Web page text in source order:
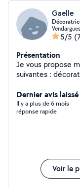
Gaelle
5/5
Présentation
Je vous propose
suivantes :
sitting. Grâce à
personnelles je
dynamique , n
Dernier avis
Il y a plus de 6 mois
réponse rapide
Voir le